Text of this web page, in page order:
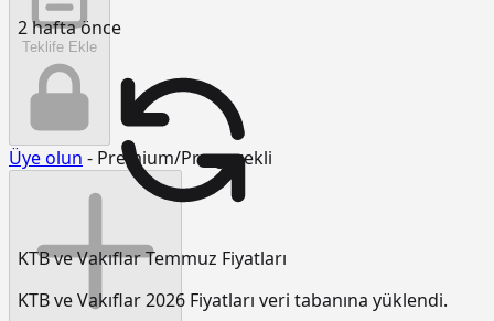
2 hafta önce
KTB ve Vakıflar Temmuz Fiyatları
KTB ve Vakıflar 2026 Fiyatları veri tabanına yüklendi.
Teklife Ekle
Üye olun - Premium/Pro gerekli